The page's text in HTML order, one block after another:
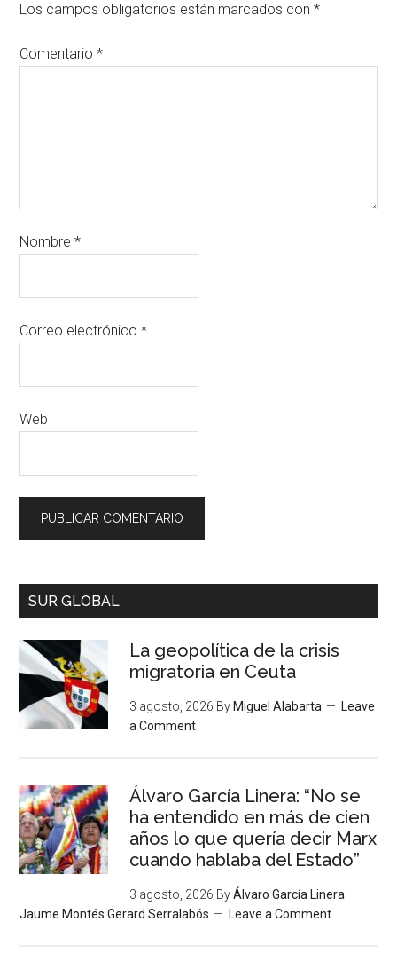
Los campos obligatorios están marcados con*
Comentario*
Nombre*
Correo electrónico*
Web
SUR GLOBAL
La geopolítica de la crisis
migratoria en Ceuta
3 agosto, 2026 By Miguel Alabarta
Leave
a Comment
Álvaro García Linera: “No se
ha entendido en más de cien
años lo que quería decir Marx
cuando hablaba del Estado”
3 agosto, 2026 ByÁlvaro García Linera
Jaume Montés Gerard Serralabós
Leave a Comment